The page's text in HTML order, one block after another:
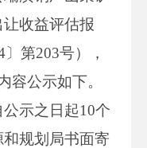
收益评估报
第203号），
容公示如下。
示之日起10个
规划局书面寄